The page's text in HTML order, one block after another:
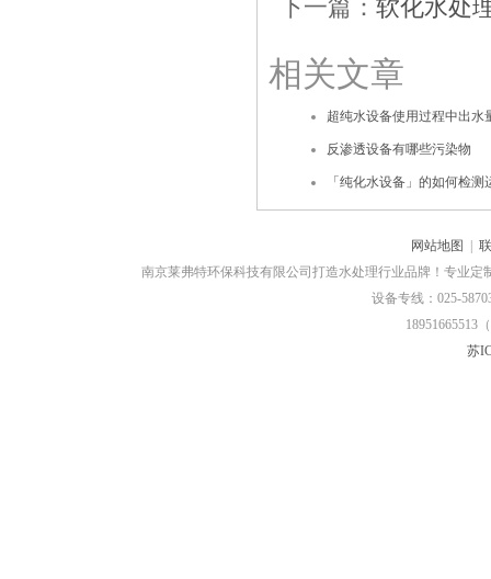
下一篇： 软化水处
相关文章
超纯水设备使用过程中出水
反渗透设备有哪些污染物
「纯化水设备」的如何检测
网站地图
南京莱弗特环保科技有限公司打造水处理行业品牌！专业定
设备专线：025-
18951665513
苏